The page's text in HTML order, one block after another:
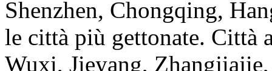
Shenzhen, Chongqing,
le città più gettonate. Città
Wuxi, Jieyang,